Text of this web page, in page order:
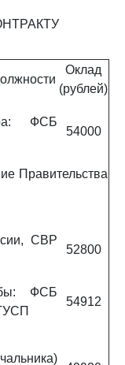
Оклад
(рублей)
ФСБ
54000
Правительства
СВР
52800
ФСБ
54912